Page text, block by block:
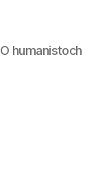
O humanistoch